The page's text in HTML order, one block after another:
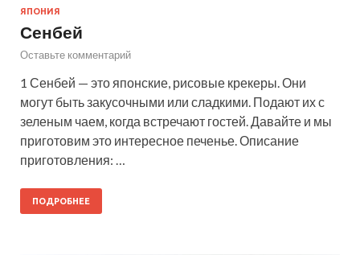
ЯПОНИЯ
Сенбей
Оставьте комментарий
1 Сенбей — это японские, рисовые крекеры. Они
могут быть закусочными или сладкими. Подают их с
зеленым чаем, когда встречают гостей. Давайте и мы
приготовим это интересное печенье. Описание
приготовления: …
ПОДРОБНЕЕ